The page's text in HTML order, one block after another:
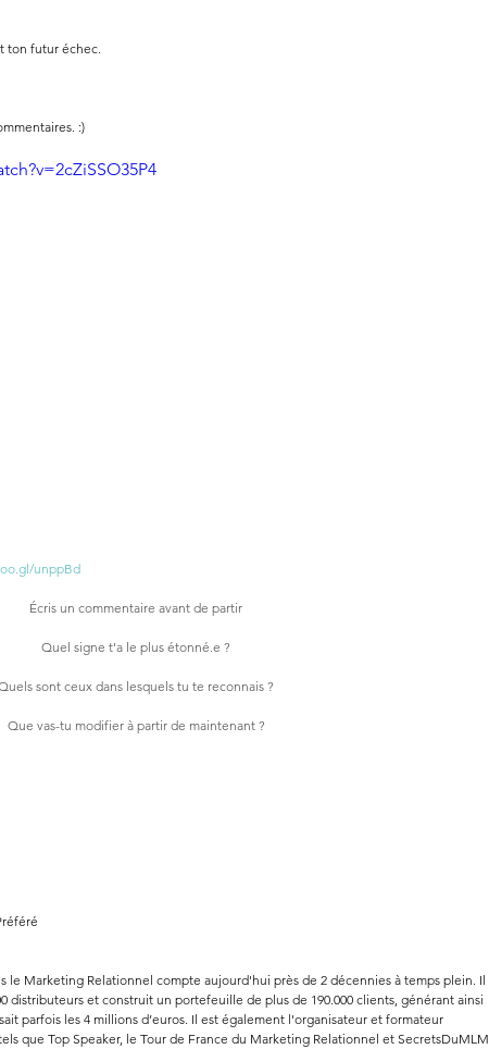
ton futur échec.
:)
unppBd
Écris un commentaire avant de partir
Quel signe t'a le plus étonné.e ?
sont ceux dans lesquels tu te reconnais ?
Que vas-tu modifier à partir de maintenant ?
le Marketing Relationnel compte aujourd'hui près de 2 décennies à temps plein. Il
distributeurs et construit un portefeuille de plus de 190.000 clients, générant ainsi
parfois les 4 millions d’euros. Il est également l'organisateur et formateur
que Top Speaker, le Tour de France du Marketing Relationnel et SecretsDuMLM